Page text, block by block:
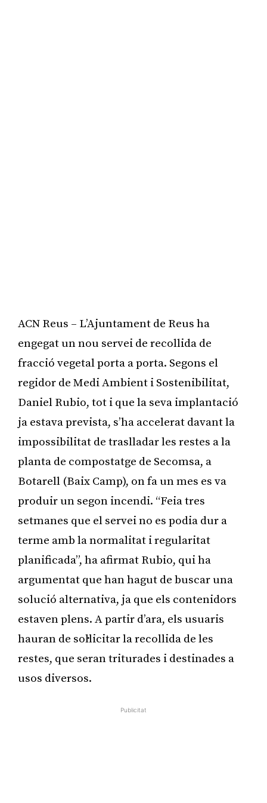
ACN Reus – L’Ajuntament de Reus ha
engegat un nou servei de recollida de
fracció vegetal porta a porta. Segons el
regidor de Medi Ambient i Sostenibilitat,
Daniel Rubio, tot i que la seva implantació
ja estava prevista, s’ha accelerat davant la
impossibilitat de traslladar les restes a la
planta de compostatge de Secomsa, a
Botarell (Baix Camp), on fa un mes es va
produir un segon incendi. “Feia tres
setmanes que el servei no es podia dur a
terme amb la normalitat i regularitat
planificada”, ha afirmat Rubio, qui ha
argumentat que han hagut de buscar una
solució alternativa, ja que els contenidors
estaven plens. A partir d’ara, els usuaris
hauran de sol·licitar la recollida de les
restes, que seran triturades i destinades a
usos diversos.
Publicitat